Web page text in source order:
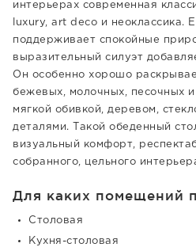
интерьерах современная
luxury, art deco и неоклассика.
поддерживает спокойные
выразительный силуэт
Он особенно хорошо
бежевых, молочных, песочных
мягкой обивкой, деревом,
деталями. Такой обеденный
визуальный комфорт,
собранного, цельного
Для каких помещений
Столовая
Кухня-столовая